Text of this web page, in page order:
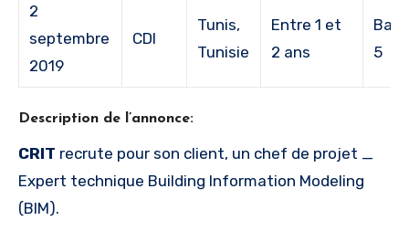
2
septembre
2019
CDI
Tunis,
Tunisie
Entre 1 et
2 ans
Bac
5
Description de l’annonce:
CRIT recrute pour son client, un chef de projet _
Expert technique Building Information Modeling
(BIM).